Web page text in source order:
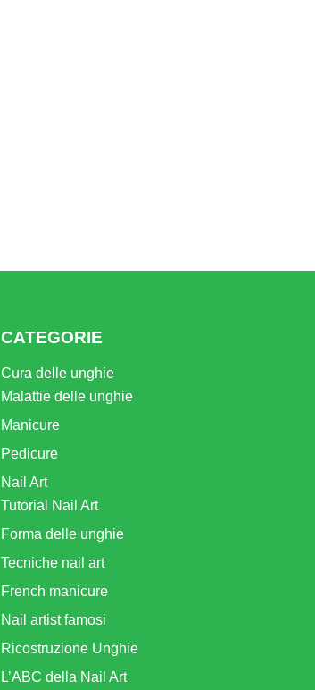
CATEGORIE
Cura delle unghie
Malattie delle unghie
Manicure
Pedicure
Nail Art
Tutorial Nail Art
Forma delle unghie
Tecniche nail art
French manicure
Nail artist famosi
Ricostruzione Unghie
L’ABC della Nail Art